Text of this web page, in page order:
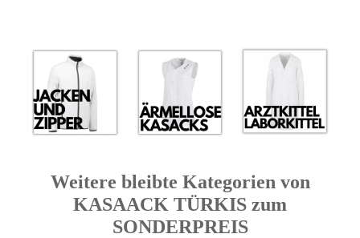
Weitere bleibte Kategorien von
KASAACK TÜRKIS zum
SONDERPREIS